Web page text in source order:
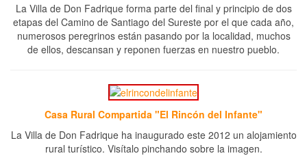
La Villa de Don Fadrique forma parte del final y principio de dos
etapas del Camino de Santiago del Sureste por el que cada año,
numerosos peregrinos están pasando por la localidad, muchos
de ellos, descansan y reponen fuerzas en nuestro pueblo.
Casa Rural Compartida "El Rincón del Infante"
La Villa de Don Fadrique ha inaugurado este 2012 un alojamiento
rural turístico. Visítalo pinchando sobre la imagen.